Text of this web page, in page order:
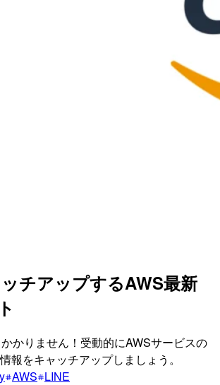
チアップするAWS最新
かりません！受動的にAWSサービスの
報をキャッチアップしましょう。
AWS LINE